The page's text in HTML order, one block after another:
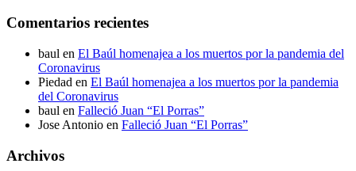
Comentarios recientes
baul en El Baúl homenajea a los muertos por la pandemia del
Coronavirus
Piedad en El Baúl homenajea a los muertos por la pandemia
del Coronavirus
baul en Falleció Juan “El Porras”
Jose Antonio en Falleció Juan “El Porras”
Archivos